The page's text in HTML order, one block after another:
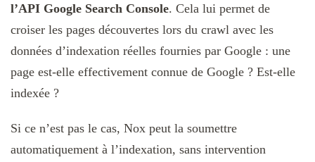
l’API Google Search Console. Cela lui permet de
croiser les pages découvertes lors du crawl avec les
données d’indexation réelles fournies par Google : une
page est-elle effectivement connue de Google ? Est-elle
indexée ?
Si ce n’est pas le cas, Nox peut la soumettre
automatiquement à l’indexation, sans intervention